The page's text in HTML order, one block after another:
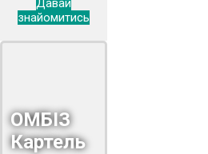
Давай
знайомитись
ОМБІЗ
Картель